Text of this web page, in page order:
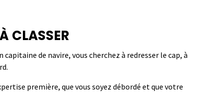
CLASSER
capitaine de navire, vous cherchez à redresser le cap, à
première, que vous soyez débordé et que votre